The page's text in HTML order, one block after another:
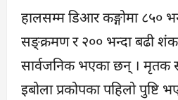
हालसम्म डिआर कङ्गोमा ८५०
सङ्क्रमण र २०० भन्दा बढी
सार्वजनिक भएका छन् ।
इबोला प्रकोपका पहिलो पुष्टि